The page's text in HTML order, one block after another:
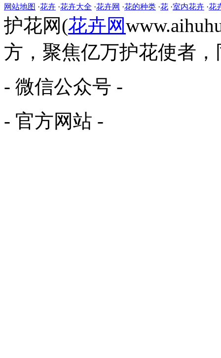
网站地图 ·花卉 ·花卉大全 ·花卉网 ·花的种类 ·花 ·室内花卉 ·花
护花网(花卉网
方，聚焦亿万护花使者
- 微信公众号 -
- 官方网站 -